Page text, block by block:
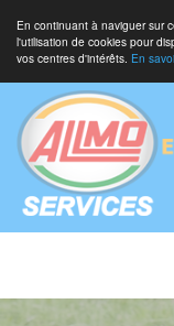
En continuant à naviguer sur
l'utilisation de cookies pour
vos centres d'intérêts. En